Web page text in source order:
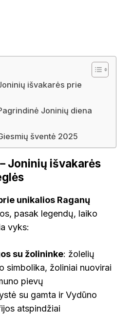
išvakarės prie
Joninių diena
šventė 2025
Joninių išvakarės
unikalios Raganų
pasak legendų, laiko
vyks:
su žolininke: žolelių
simbolika, žoliniai nuovirai
pievų
su gamta ir Vydūno
atspindžiai